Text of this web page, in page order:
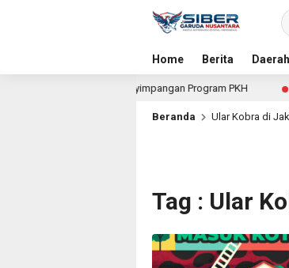
Home Berita Daerah
Dalami Dugaan Penyimpangan Program PKH 6
Beranda Ular Kobra di
Tag : Ular